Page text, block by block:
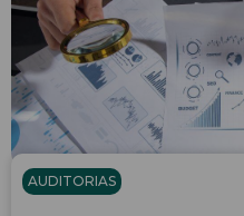
AUDITORIAS